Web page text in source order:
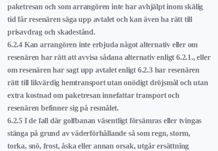
paketresan och som arrangören inte har avhjälpt inom skälig
tid får resenären säga upp avtalet och kan även ha rätt till
prisavdrag och skadestånd.
6.2.4 Kan arrangören inte erbjuda något alternativ eller om
resenären har rätt att avvisa sådana alternativ enligt 6.2.1., eller
om resenären har sagt upp avtalet enligt 6.2.3 har resenären
rätt till likvärdig hemtransport utan onödigt dröjsmål och utan
extra kostnad om paketresan innefattar transport och
resenären befinner sig på resmålet.
6.2.5 I de fall där golfbanan väsentligt försämras eller tvingas
stänga på grund av väderförhållande så som regn, storm,
torka, snö, frost, åska eller annan orsak, utgår ersättning